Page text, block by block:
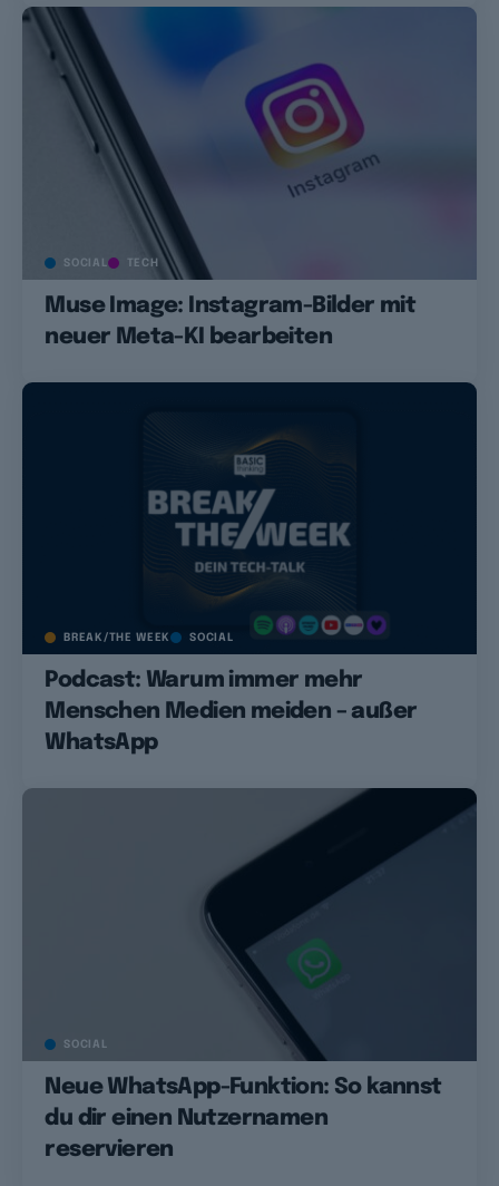
SOCIAL TECH
Muse Image: Instagram-Bilder mit
neuer Meta-KI bearbeiten
BREAK/THE WEEK SOCIAL
Podcast: Warum immer mehr
Menschen Medien meiden – außer
WhatsApp
SOCIAL
Neue WhatsApp-Funktion: So kannst
du dir einen Nutzernamen
reservieren